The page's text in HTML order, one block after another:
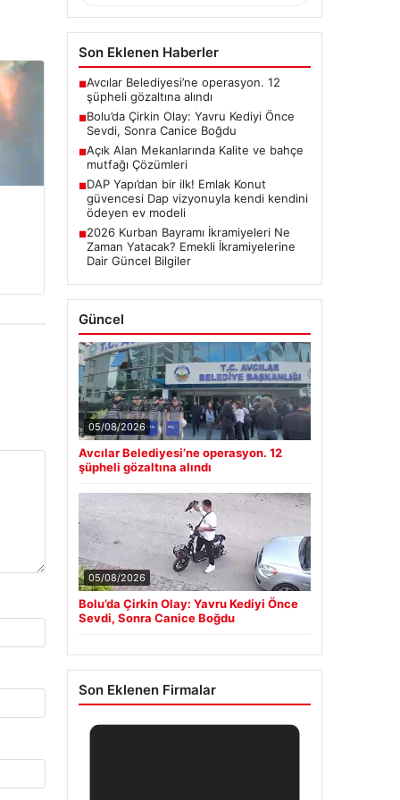
Son Eklenen Haberler
■Avcılar Belediyesi’ne operasyon. 12
şüpheli gözaltına alındı
■Bolu’da Çirkin Olay: Yavru Kediyi Önce
Sevdi, Sonra Canice Boğdu
■Açık Alan Mekanlarında Kalite ve bahçe
mutfağı Çözümleri
■DAP Yapı’dan bir ilk! Emlak Konut
güvencesi Dap vizyonuyla kendi kendini
ödeyen ev modeli
■2026 Kurban Bayramı İkramiyeleri Ne
Zaman Yatacak? Emekli İkramiyelerine
Dair Güncel Bilgiler
Güncel
05/08/2026
Avcılar Belediyesi’ne operasyon. 12
şüpheli gözaltına alındı
05/08/2026
Bolu’da Çirkin Olay: Yavru Kediyi Önce
Sevdi, Sonra Canice Boğdu
Son Eklenen Firmalar